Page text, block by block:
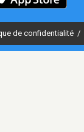
de confidentialité /